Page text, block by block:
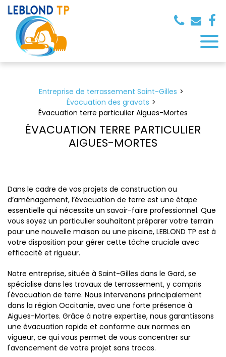
Entreprise de terrassement Saint-Gilles
Évacuation des gravats
Évacuation terre particulier Aigues-Mortes
ÉVACUATION TERRE PARTICULIER
AIGUES-MORTES
Dans le cadre de vos projets de construction ou
d’aménagement, l’évacuation de terre est une étape
essentielle qui nécessite un savoir-faire professionnel. Que
vous soyez un particulier souhaitant préparer votre terrain
pour une nouvelle maison ou une piscine, LEBLOND TP est à
votre disposition pour gérer cette tâche cruciale avec
efficacité et rigueur.
Notre entreprise, située à Saint-Gilles dans le Gard, se
spécialise dans les travaux de terrassement, y compris
l'évacuation de terre. Nous intervenons principalement
dans la région Occitanie, avec une forte présence à
Aigues-Mortes. Grâce à notre expertise, nous garantissons
une évacuation rapide et conforme aux normes en
vigueur, ce qui vous permet de vous concentrer sur
l'avancement de votre projet sans tracas.
Panneau de gestion des cookies